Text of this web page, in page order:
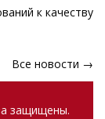
к качеству
Все новости →
защищены.